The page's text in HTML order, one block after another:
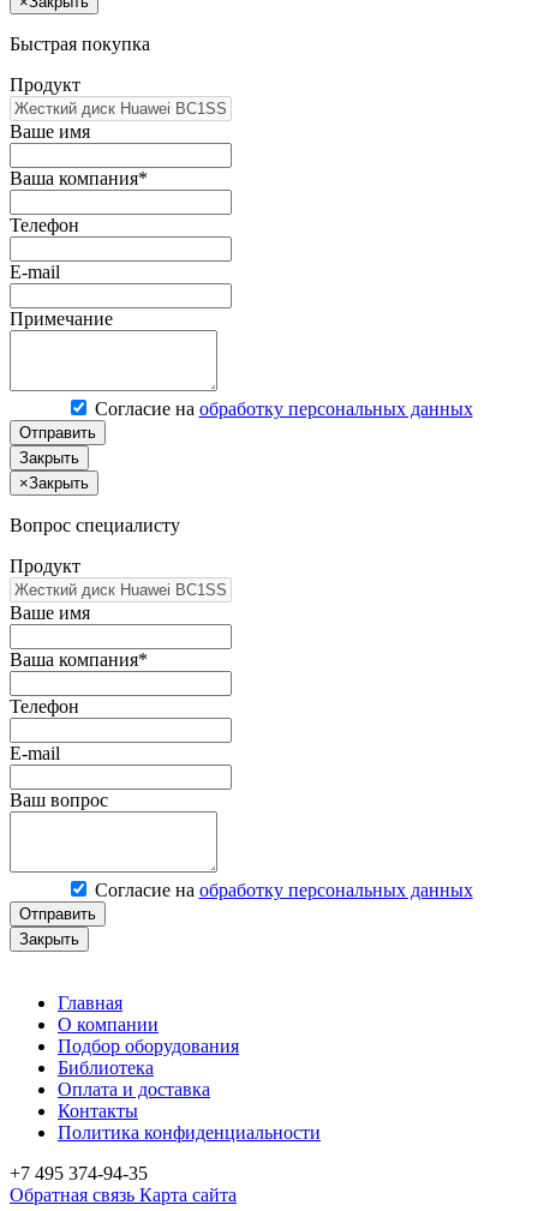
Быстрая покупка
Продукт
Ваше имя
Ваша компания*
Телефон
E-mail
Примечание
Согласие на обработку персональных данных
Отправить
Закрыть
×Закрыть
Вопрос специалисту
Продукт
Ваше имя
Ваша компания*
Телефон
E-mail
Ваш вопрос
Согласие на обработку персональных данных
Отправить
Закрыть
Главная
О компании
Подбор оборудования
Библиотека
Оплата и доставка
Контакты
Политика конфиденциальности
+7 495 374-94-35
Обратная связь Карта сайта